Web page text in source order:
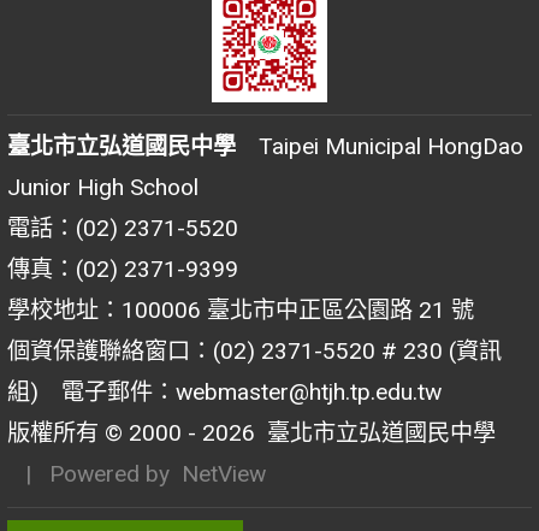
臺北市立弘道國民中學 Taipei Municipal HongDao
Junior High School
電話：(02) 2371-5520
傳真：(02) 2371-9399
學校地址：100006 臺北市中正區公園路 21 號
個資保護聯絡窗口：(02) 2371-5520 # 230 (資訊
組) 電子郵件：webmaster@htjh.tp.edu.tw
版權所有 © 2000 - 2026 臺北市立弘道國民中學
| Powered by NetView